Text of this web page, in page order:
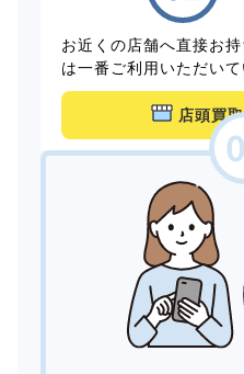
お近くの店舗へ直接お
は一番ご利用いただいて
店頭買